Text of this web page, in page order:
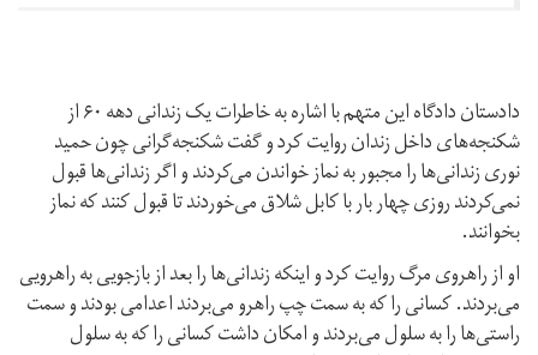
دادستان دادگاه این متهم با اشاره به خاطرات یک زندانی دهه ۶۰ از
شكنجه‌هاى داخل زندان روایت کرد و گفت شکنجه‌گرانی چون حمید
نوری زندانی‌ها را مجبور به نماز خواندن می‌كردند و اگر زندانی‌ها قبول
نمی‌كردند روزى چهار بار با كابل شلاق می‌خوردند تا قبول كنند که نماز
بخوانند.
او از راهروى مرگ روایت کرد و اینکه زندانی‌ها را بعد از بازجويى به راهرویى
می‌بردند. كسانی را كه به سمت چپ راهرو می‌بردند اعدامى بودند و سمت
راستى‌ها را به سلول می‌بردند و امكان داشت كسانی را كه به سلول